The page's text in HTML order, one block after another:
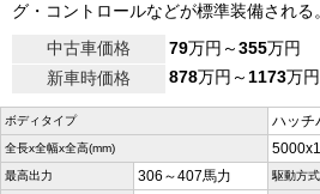
グ・コントロールなどが標準装備される
中古車価格
79万円～355万円
新車時価格
878万円～1173万円
ボディタイプ ハッチ
全長x全幅x全高(mm)
最高出力 306～407馬力 駆動方式